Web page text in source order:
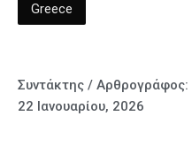
Greece
Συντάκτης / Αρθρογράφος:
22 Ιανουαρίου, 2026